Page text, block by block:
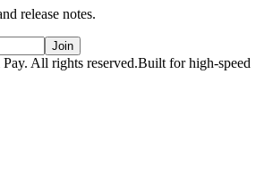
release notes.
Join
All rights reserved.Built for high-speed